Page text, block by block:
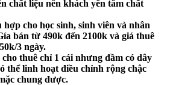
chất liệu nên khách yên tâm chất
cho học sinh, sinh viên và nhân
bán từ 490k đến 2100k và giá thuê
3 ngày.
cho thuê chỉ 1 cái nhưng đầm có dây
thể linh hoạt điều chỉnh rộng chậc
chung được.